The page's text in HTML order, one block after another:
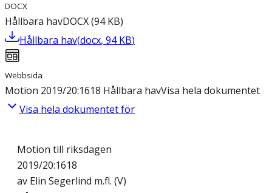
DOCX
Hållbara havDOCX(94 KB)
Hållbara hav(docx, 94 KB)
Webbsida
Motion 2019/20:1618 Hållbara havVisa hela dokumentet
Visa hela dokumentet för
Motion till riksdagen
2019/20:1618
av Elin Segerlind m.fl. (V)